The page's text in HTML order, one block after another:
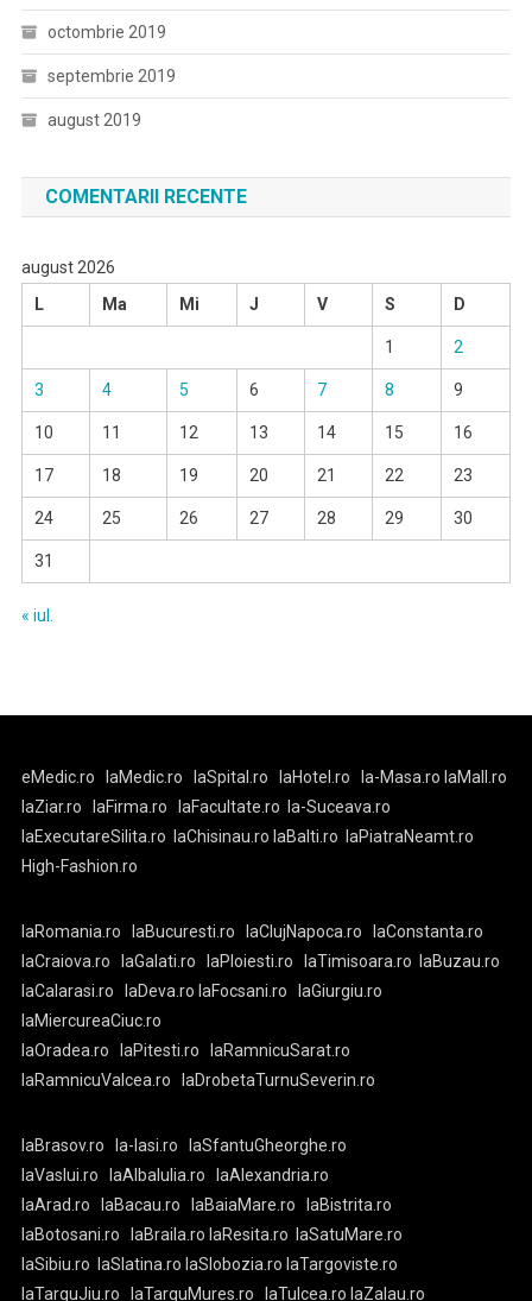
octombrie 2019
septembrie 2019
august 2019
COMENTARII RECENTE
august 2026
L
Ma Mi J V S D
1 2
3 4 5 6 7 8 9
10 11 12 13 14 15 16
17 18 19 20 21 22 23
24 25 26 27 28 29 30
31
« iul.
eMedic.ro laMedic.ro laSpital.ro laHotel.ro la-Masa.ro laMall.ro
laZiar.ro
laFirma.ro laFacultate.ro
la-Suceava.ro
laExecutareSilita.ro
laChisinau.ro laBalti.ro
laPiatraNeamt.ro
High-Fashion.ro
laRomania.ro laBucuresti.ro laClujNapoca.ro
laConstanta.ro
laCraiova.ro
laGalati.ro laPloiesti.ro laTimisoara.ro
laBuzau.ro
laCalarasi.ro
laDeva.ro laFocsani.ro
laGiurgiu.ro
laMiercureaCiuc.ro
laOradea.ro
laPitesti.ro
laRamnicuSarat.ro
laRamnicuValcea.ro
laDrobetaTurnuSeverin.ro
laBrasov.ro la-Iasi.ro
laSfantuGheorghe.ro
laVaslui.ro
laAlbaIulia.ro
laAlexandria.ro
laArad.ro
laBacau.ro laBaiaMare.ro
laBistrita.ro
laBotosani.ro
laBraila.ro laResita.ro
laSatuMare.ro
laSibiu.ro
laSlatina.ro laSlobozia.ro laTargoviste.ro
laTarguJiu.ro
laTarguMures.ro laTulcea.ro laZalau.ro